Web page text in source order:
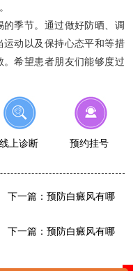
季节。通过做好防晒、调
动以及保持心态平和等措
希望患者朋友们能够度过
线上诊断
预约挂号
下一篇：预防白癜风有哪
下一篇：预防白癜风有哪